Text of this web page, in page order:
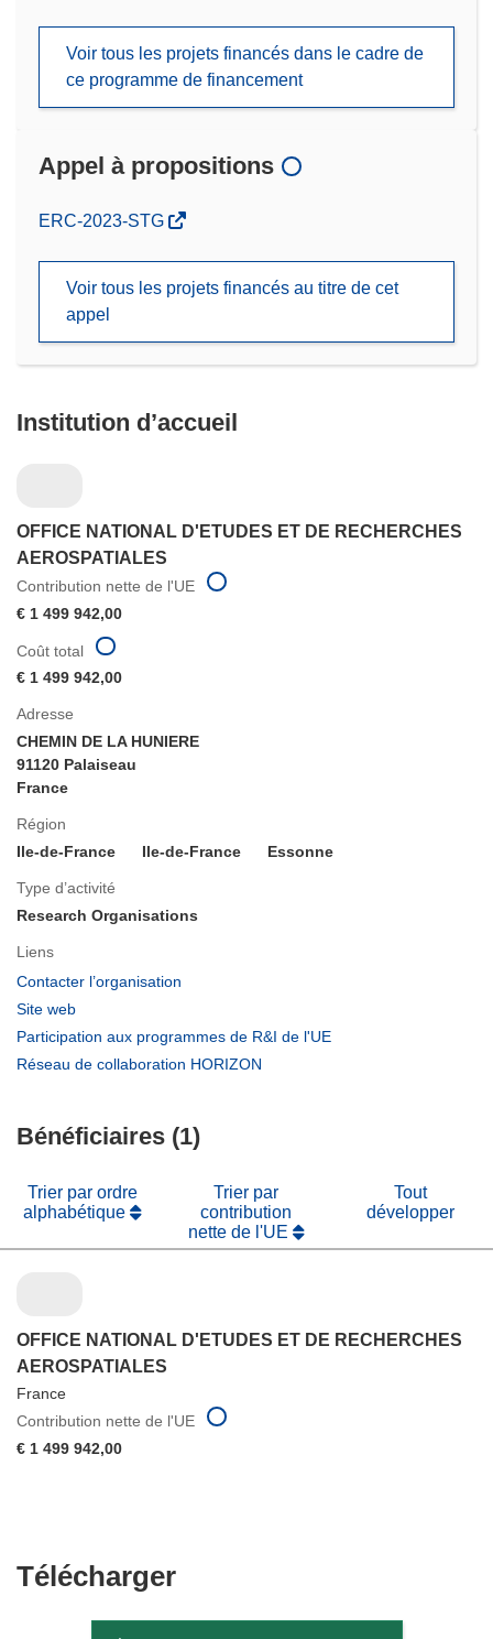
Voir tous les projets financés dans le cadre de
ce programme de financement
Appel à propositions
(s’ouvre
nouvelle
fenêtre)
ERC-2023-STG
Voir tous les projets financés au titre de cet
appel
Institution d’accueil
OFFICE NATIONAL D'ETUDES ET DE RECHERCHES
AEROSPATIALES
Contribution nette de l'UE
€ 1 499 942,00
Adresse
CHEMIN DE LA HUNIERE
91120 Palaiseau
France
Région
Ile-de-France
Ile-de-France Essonne
Type d’activité
Research Organisations
Liens
Contacter l’organisation
fenêtre)
Site web
dans
une
Participation aux programmes de R&I de l'UE
Réseau de collaboration HORIZON
Coût total
€ 1 499 942,00
Bénéficiaires (1)
Trier par ordre
alphabétique
Trier par
contribution
nette de l'UE
Tout
développer
OFFICE NATIONAL D'ETUDES ET DE RECHERCHES
AEROSPATIALES
France
Contribution nette de l'UE
€ 1 499 942,00
TéléchargerTélécharger